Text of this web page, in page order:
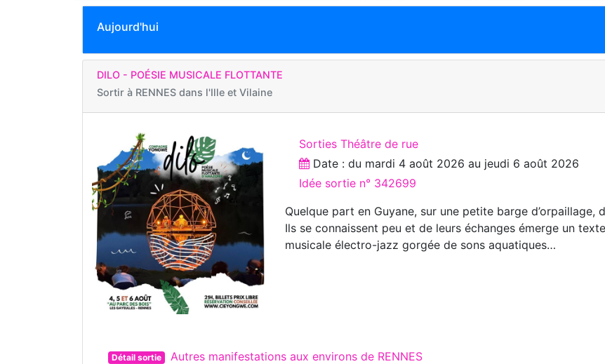
Aujourd'hui
DILO - POÉSIE MUSICALE FLOTTANTE
Sortir à RENNES dans l'Ille et Vilaine
Sorties Théâtre de rue
Date : du mardi 4 août 2026 au jeudi 6 août 2026
Idée sortie n° 342699
Quelque part en Guyane, sur une petite barge
Ils se connaissent peu et de leurs échanges émerge un
musicale électro-jazz gorgée de sons aquatiques…
Détail sortie Autres manifestations aux environs de RENNES